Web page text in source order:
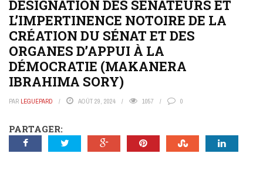
DÉSIGNATION DES SÉNATEURS ET
L’IMPERTINENCE NOTOIRE DE LA
CRÉATION DU SÉNAT ET DES
ORGANES D’APPUI À LA
DÉMOCRATIE (MAKANERA
IBRAHIMA SORY)
PAR LEGUEPARD AOÛT 29, 2024 1057 0
PARTAGER: